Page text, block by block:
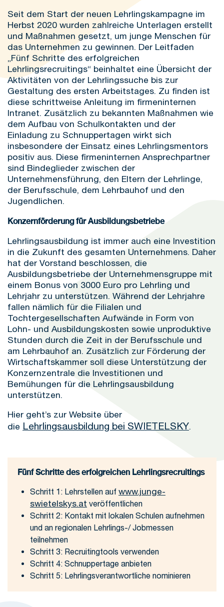
Seit dem Start der neuen Lehrlingskampagne im
Herbst 2020 wurden zahlreiche Unterlagen erstellt
und Maßnahmen gesetzt, um junge Menschen für
das Unternehmen zu gewinnen. Der Leitfaden
„Fünf Schritte des erfolgreichen
Lehrlingsrecruitings“ beinhaltet eine Übersicht der
Aktivitäten von der Lehrlingssuche bis zur
Gestaltung des ersten Arbeitstages. Zu finden ist
diese schrittweise Anleitung im firmeninternen
Intranet. Zusätzlich zu bekannten Maßnahmen wie
dem Aufbau von Schulkontakten und der
Einladung zu Schnuppertagen wirkt sich
insbesondere der Einsatz eines Lehrlingsmentors
positiv aus. Diese firmeninternen Ansprechpartner
sind Bindeglieder zwischen der
Unternehmensführung, den Eltern der Lehrlinge,
der Berufsschule, dem Lehrbauhof und den
Jugendlichen.
Konzernförderung für Ausbildungsbetriebe
Lehrlingsausbildung ist immer auch eine Investition
in die Zukunft des gesamten Unternehmens. Daher
hat der Vorstand beschlossen, die
Ausbildungsbetriebe der Unternehmensgruppe mit
einem Bonus von 3000 Euro pro Lehrling und
Lehrjahr zu unterstützen. Während der Lehrjahre
fallen nämlich für die Filialen und
Tochtergesellschaften Aufwände in Form von
Lohn- und Ausbildungskosten sowie unproduktive
Stunden durch die Zeit in der Berufsschule und
am Lehrbauhof an. Zusätzlich zur Förderung der
Wirtschaftskammer soll diese Unterstützung der
Konzernzentrale die Investitionen und
Bemühungen für die Lehrlingsausbildung
unterstützen.
Hier geht’s zur Website über
die Lehrlingsausbildung bei SWIETELSKY.
Fünf Schritte des erfolgreichen Lehrlingsrecruitings
Schritt 1: Lehrstellen auf www.junge-
swietelskys.at veröffentlichen
Schritt 2: Kontakt mit lokalen Schulen aufnehmen
und an regionalen Lehrlings-/ Jobmessen
teilnehmen
Schritt 3: Recruitingtools verwenden
Schritt 4: Schnuppertage anbieten
Schritt 5: Lehrlingsverantwortliche nominieren